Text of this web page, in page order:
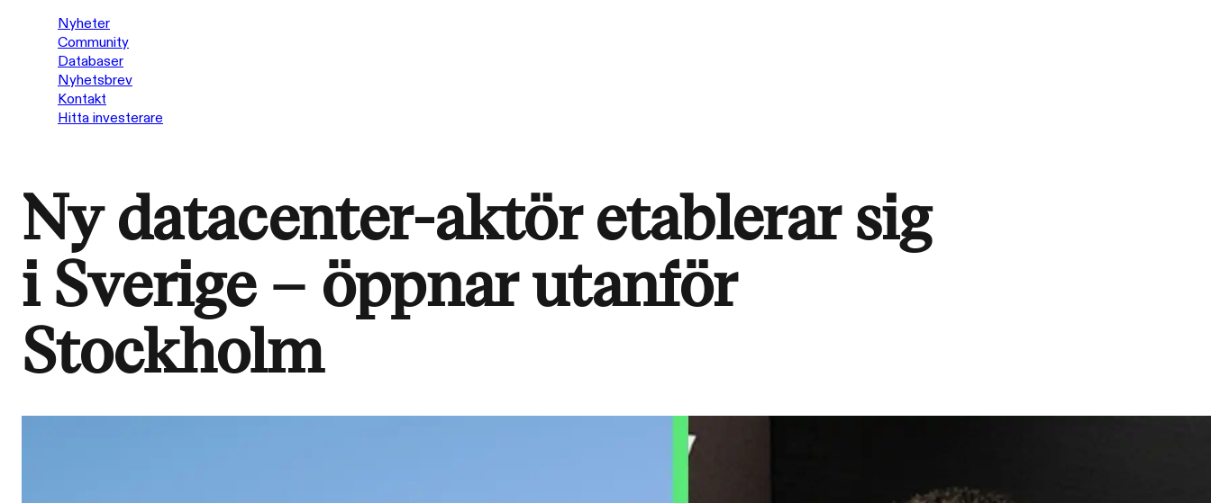
Nyheter
Community
Databaser
Nyhetsbrev
Kontakt
Hitta investerare
Ny datacenter-aktör etablerar sig
i Sverige – öppnar utanför
Stockholm